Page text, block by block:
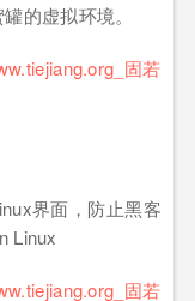
的虚拟环境。
界面，防止黑客
Linux